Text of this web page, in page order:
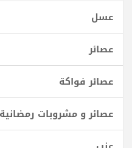
عسل
عصائر
عصائر فواكة
عصائر و مشروبات رمضانية